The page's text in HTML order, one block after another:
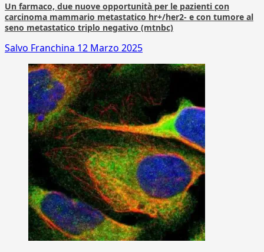
Un farmaco, due nuove opportunità per le pazienti con
carcinoma mammario metastatico hr+/her2- e con tumore al
seno metastatico triplo negativo (mtnbc)
Salvo Franchina 12 Marzo 2025